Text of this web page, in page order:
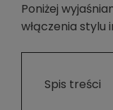
Poniżej
włączenia stylu
Spis treści